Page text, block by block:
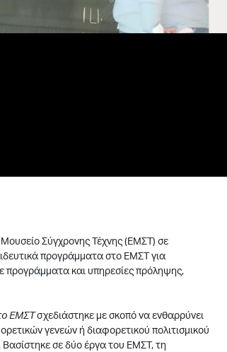
Σύγχρονης Τέχνης (ΕΜΣΤ) σε
προγράμματα στο ΕΜΣΤ για
προγράμματα και υπηρεσίες πρόληψης,
ΕΜΣΤσχεδιάστηκε με σκοπό να ενθαρρύνει
γενεών ή διαφορετικού πολιτισμικού
σε δύο έργα του ΕΜΣΤ, τη